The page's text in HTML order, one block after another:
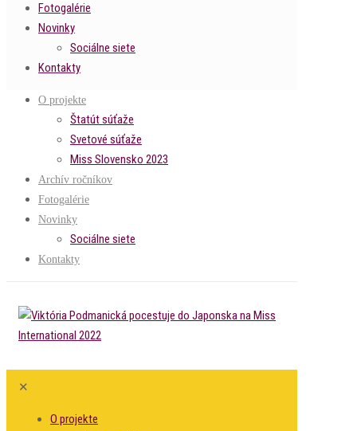
Fotogalérie
Novinky
Sociálne siete
Kontakty
O projekte
Štatút súťaže
Svetové súťaže
Miss Slovensko 2023
Archív ročníkov
Fotogalérie
Novinky
Sociálne siete
Kontakty
✕
O projekte